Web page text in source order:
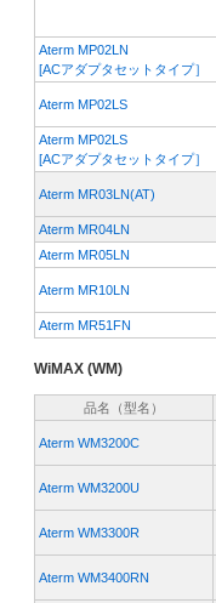
Aterm MP02LN
[ACアダプタセットタイプ］
Aterm MP02LS
Aterm MP02LS
[ACアダプタセットタイプ］
Aterm MR03LN(AT)
Aterm MR04LN
Aterm MR05LN
Aterm MR10LN
Aterm MR51FN
WiMAX (WM)
品名（型名）
Aterm WM3200C
Aterm WM3200U
Aterm WM3300R
Aterm WM3400RN